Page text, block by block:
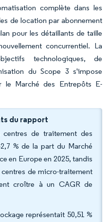
complète dans les
de location par abonnement
pour les détaillants de taille
concurrentiel. La
technologiques, de
du Scope 3 s'impose
le Marché des Entrepôts E-
du rapport
de traitement des
% de la part du Marché
en Europe en 2025, tandis
de micro-traitement
croître à un CAGR de
représentait 50,51 %